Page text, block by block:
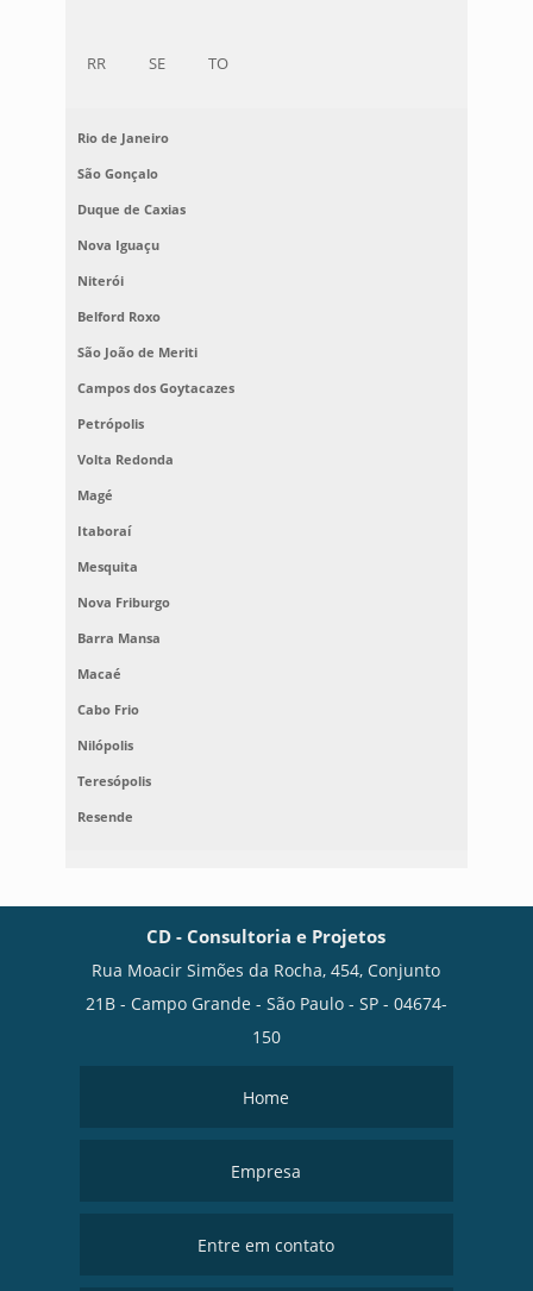
RR SE TO
Rio de Janeiro
São Gonçalo
Duque de Caxias
Nova Iguaçu
Niterói
Belford Roxo
São João de Meriti
Campos dos Goytacazes
Petrópolis
Volta Redonda
Magé
Itaboraí
Mesquita
Nova Friburgo
Barra Mansa
Macaé
Cabo Frio
Nilópolis
Teresópolis
Resende
CD - Consultoria e Projetos
Rua Moacir Simões da Rocha, 454, Conjunto
21B - Campo Grande - São Paulo - SP - 04674-
150
Home
Empresa
Entre em contato